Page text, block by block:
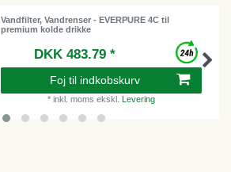
Vandfilter, Vandrenser - EVERPURE 4C til
premium kolde drikke
DKK 483.79 *
Foj til indkobskurv
* inkl. moms ekskl. Levering